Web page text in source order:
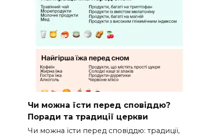
Чи можна їсти перед сповіддю?
Поради та традиції церкви
Чи можна їсти перед сповіддю: традиції,